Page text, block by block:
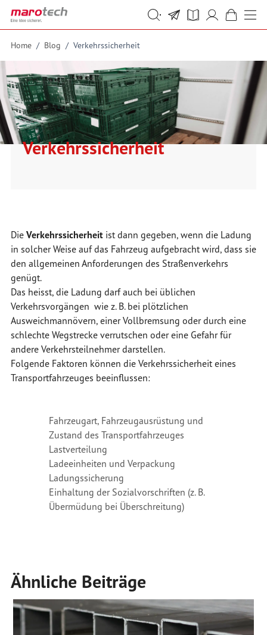
Skip to Content
Suche
Suche
Home / Blog / Verkehrssicherheit
Verkehrssicherheit
Die Verkehrssicherheitist dann gegeben, wenn die Ladung
in solcher Weise auf das Fahrzeug aufgebracht wird, dass sie
den allgemeinen Anforderungen des Straßenverkehrs
genügt.
Das heisst, die Ladung darf auch bei üblichen
Verkehrsvorgängen wie z. B. bei plötzlichen
Ausweichmannövern, einer Vollbremsung oder durch eine
schlechte Wegstrecke verrutschen oder eine Gefahr für
andere Verkehrsteilnehmer darstellen.
Folgende Faktoren können die Verkehrssicherheit eines
Transportfahrzeuges beeinflussen:
Fahrzeugart, Fahrzeugausrüstung und
Zustand des Transportfahrzeuges
Lastverteilung
Ladeeinheiten und Verpackung
Ladungssicherung
Einhaltung der Sozialvorschriften (z. B.
Übermüdung bei Überschreitung)
Ähnliche Beiträge